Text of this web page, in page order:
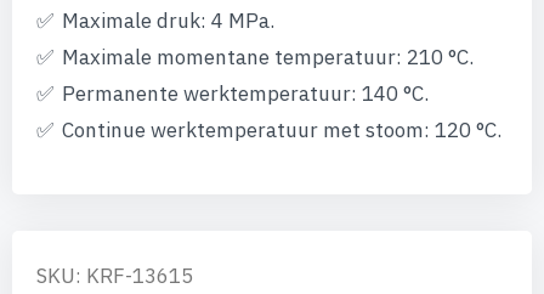
afbeeldingen-
gallerij
Maximale druk: 4 MPa.
Maximale momentane temperatuur: 210 °C.
Permanente werktemperatuur: 140 °C.
Continue werktemperatuur met stoom: 120 °C.
SKU: KRF-13615